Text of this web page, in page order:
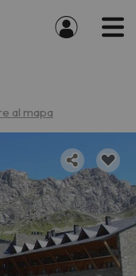
al mapa